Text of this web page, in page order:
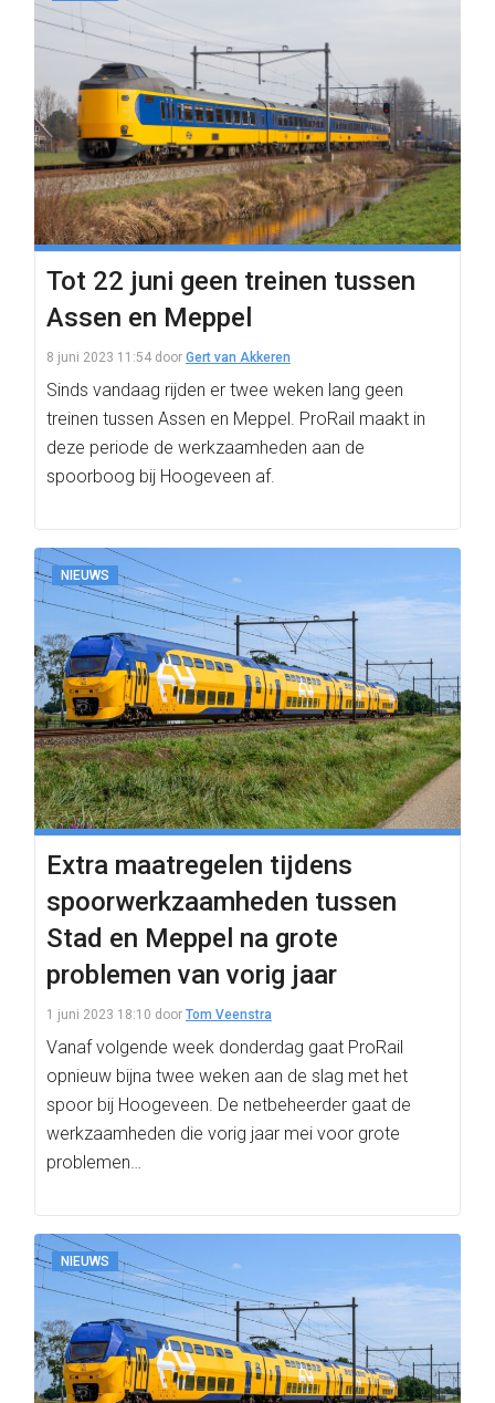
Tot 22 juni geen treinen tussen
Assen en Meppel
8 juni 2023 11:54 door Gert van Akkeren
Sinds vandaag rijden er twee weken lang geen
treinen tussen Assen en Meppel. ProRail maakt in
deze periode de werkzaamheden aan de
spoorboog bij Hoogeveen af.
NIEUWS
Extra maatregelen tijdens
spoorwerkzaamheden tussen
Stad en Meppel na grote
problemen van vorig jaar
1 juni 2023 18:10 door Tom Veenstra
Vanaf volgende week donderdag gaat ProRail
opnieuw bijna twee weken aan de slag met het
spoor bij Hoogeveen. De netbeheerder gaat de
werkzaamheden die vorig jaar mei voor grote
problemen…
NIEUWS